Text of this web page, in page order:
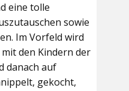
eine tolle
sowie
Im Vorfeld wird
den Kindern der
danach auf
gekocht,